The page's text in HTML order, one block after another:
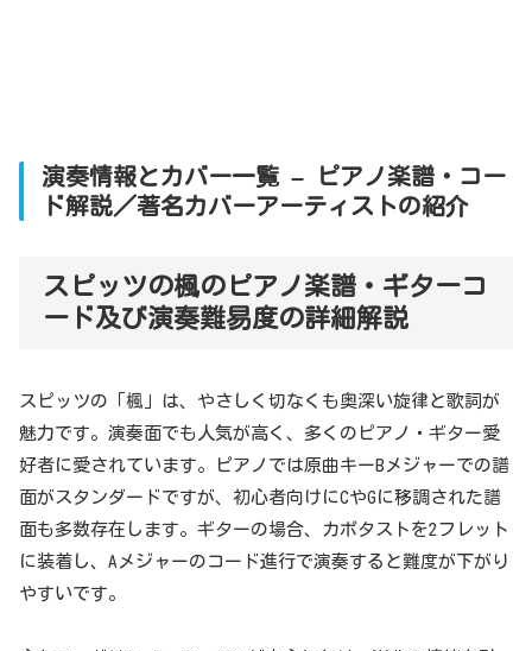
演奏情報とカバー一覧 – ピアノ楽譜・コー
ド解説／著名カバーアーティストの紹介
スピッツの楓のピアノ楽譜・ギターコ
ード及び演奏難易度の詳細解説
スピッツの「楓」は、やさしく切なくも奥深い旋律と歌詞が
魅力です。演奏面でも人気が高く、多くのピアノ・ギター愛
好者に愛されています。ピアノでは原曲キーBメジャーでの譜
面がスタンダードですが、初心者向けにCやGに移調された譜
面も多数存在します。ギターの場合、カポタストを2フレット
に装着し、Aメジャーのコード進行で演奏すると難度が下がり
やすいです。